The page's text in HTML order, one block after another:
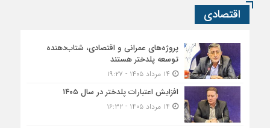
اقتصادی
پروژه‌های عمرانی و اقتصادی، شتاب‌دهنده
توسعه پلدختر هستند
افزایش اعتبارات پلدختر در سال ۱۴۰۵